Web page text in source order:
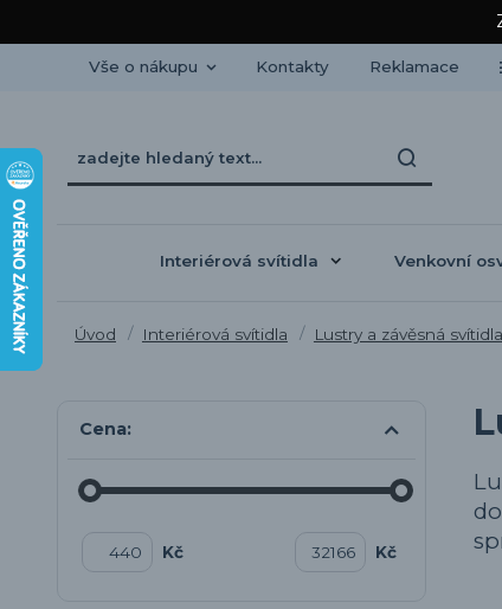
Vše o nákupu Kontakty Reklamace
Interiérová svítidla Venkovní
Úvod Interiérová svítidla Lustry a závěsná svítidla
Cena:
Kč Kč